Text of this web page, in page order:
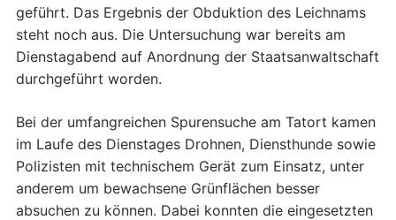
geführt. Das Ergebnis der Obduktion des Leichnams
steht noch aus. Die Untersuchung war bereits am
Dienstagabend auf Anordnung der Staatsanwaltschaft
durchgeführt worden.
Bei der umfangreichen Spurensuche am Tatort kamen
im Laufe des Dienstages Drohnen, Diensthunde sowie
Polizisten mit technischem Gerät zum Einsatz, unter
anderem um bewachsene Grünflächen besser
absuchen zu können. Dabei konnten die eingesetzten